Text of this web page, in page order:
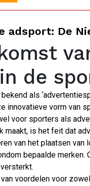
adsport: De
de
als
innovatieve vorm van
voor sporters als
maakt, is het feit dat
van het plaatsen
bepaalde
voordelen voor